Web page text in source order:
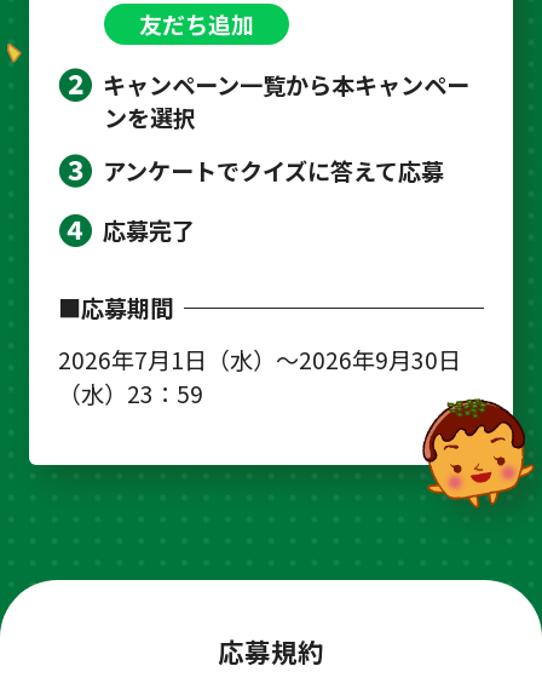
友だち追加
❷ キャンペーン一覧から本キャンペー
ンを選択
❸ アンケートでクイズに答えて応募
❹ 応募完了
■応募期間
2026年7月1日（水）～2026年9月30日
（水）23：59
応募規約